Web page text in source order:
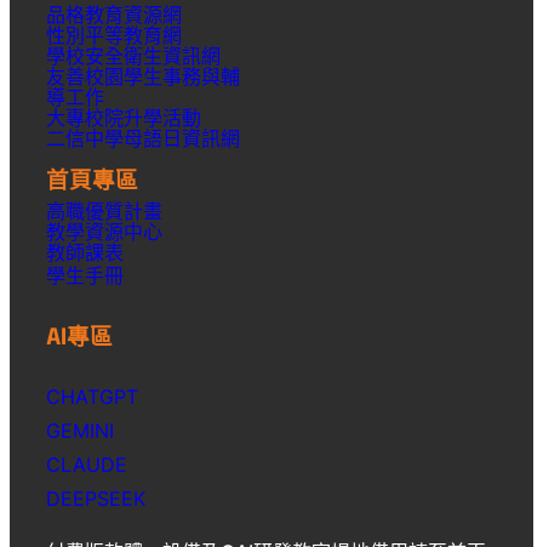
品格教育資源網
性別平等教育網
學校安全衛生資訊網
友善校園學生事務與輔
導工作
大專校院升學活動
二信中學母語日資訊網
首頁專區
高職優質計畫
教學資源中心
教師課表
學生手冊
AI專區
CHATGPT
GEMINI
CLAUDE
DEEPSEEK